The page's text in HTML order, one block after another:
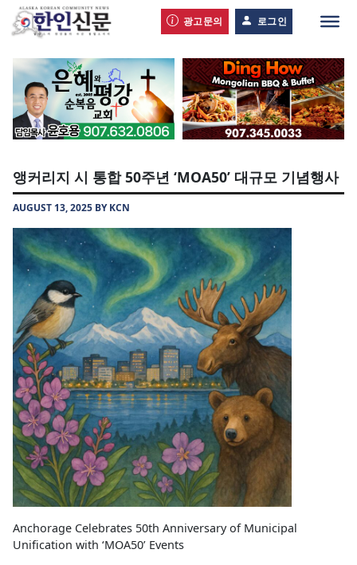
광고문의 로그인
앵커리지 시 통합 50주년 ‘MOA50’ 대규모 기념행사
AUGUST 13, 2025 BY KCN
Anchorage Celebrates 50th Anniversary of Municipal
Unification with ‘MOA50’ Events